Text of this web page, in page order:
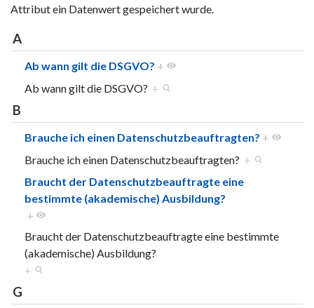
Attribut ein Datenwert gespeichert wurde.
A
Ab wann gilt die DSGVO? +
Ab wann gilt die DSGVO? +
B
Brauche ich einen Datenschutzbeauftragten? +
Brauche ich einen Datenschutzbeauftragten? +
Braucht der Datenschutzbeauftragte eine
bestimmte (akademische) Ausbildung?
+
Braucht der Datenschutzbeauftragte eine bestimmte
(akademische) Ausbildung?
+
G